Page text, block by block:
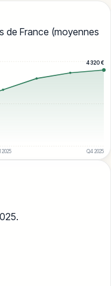
de France (moyennes
4 320€
2025 Q4 2025